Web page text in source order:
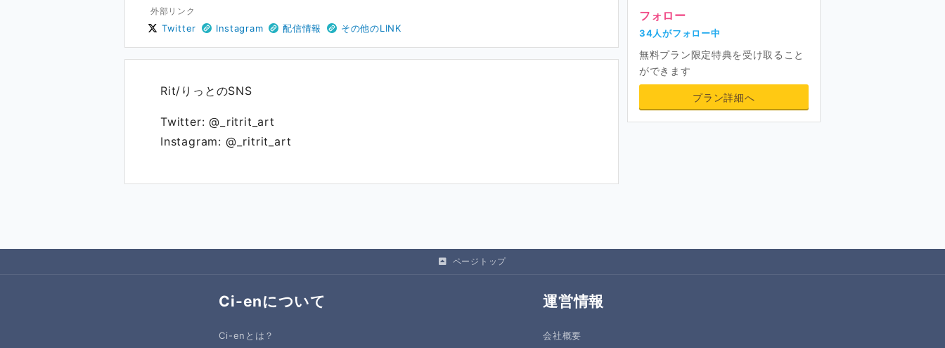
外部リンク
Twitter Instagram 配信情報 その他のLINK
Rit/りっとのSNS
Twitter: @_ritrit_art
Instagram: @_ritrit_art
フォロー
34人がフォロー中
無料プラン限定特典を受け取ること
ができます
プラン詳細へ
ページトップ
Ci-enについて
Ci-enとは？
運営情報
会社概要